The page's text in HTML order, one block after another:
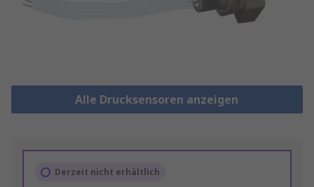
Alle Drucksensoren anzeigen
Derzeit nicht erhältlich